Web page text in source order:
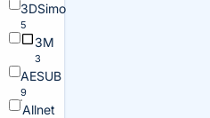
3DSimo
5
3M
3
AESUB
9
Allnet